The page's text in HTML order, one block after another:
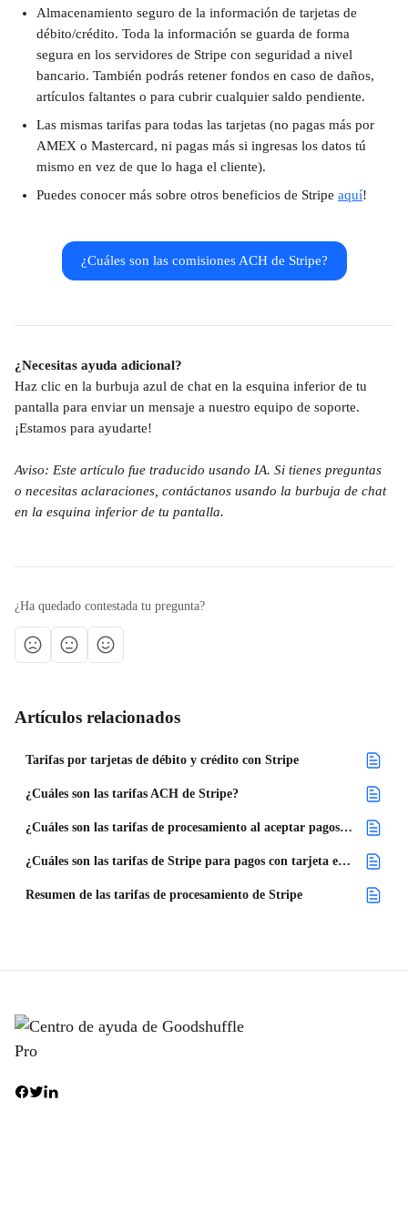
Almacenamiento seguro de la información de tarjetas de
débito/crédito. Toda la información se guarda de forma
segura en los servidores de Stripe con seguridad a nivel
bancario. También podrás retener fondos en caso de daños,
artículos faltantes o para cubrir cualquier saldo pendiente.
Las mismas tarifas para todas las tarjetas (no pagas más por
AMEX o Mastercard, ni pagas más si ingresas los datos tú
mismo en vez de que lo haga el cliente).
Puedes conocer más sobre otros beneficios de Stripe aquí!
¿Cuáles son las comisiones ACH de Stripe?
¿Necesitas ayuda adicional?
Haz clic en la burbuja azul de chat en la esquina inferior de tu
pantalla para enviar un mensaje a nuestro equipo de soporte.
¡Estamos para ayudarte!
Aviso: Este artículo fue traducido usando IA. Si tienes preguntas
o necesitas aclaraciones, contáctanos usando la burbuja de chat
en la esquina inferior de tu pantalla.
¿Ha quedado contestada tu pregunta?
Artículos relacionados
Tarifas por tarjetas de débito y crédito con Stripe
¿Cuáles son las tarifas ACH de Stripe?
¿Cuáles son las tarifas de procesamiento al aceptar pagos en persona?
¿Cuáles son las tarifas de Stripe para pagos con tarjeta en México?
Resumen de las tarifas de procesamiento de Stripe